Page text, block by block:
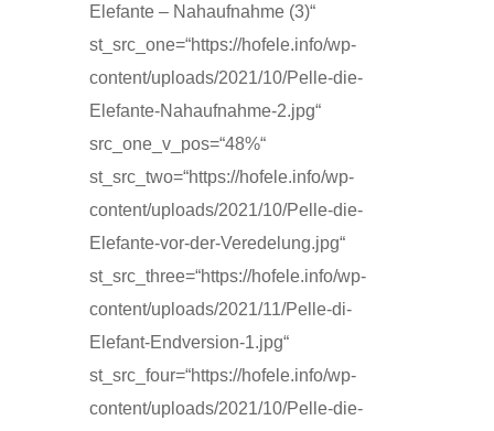
Elefante – Nahaufnahme (3)“
st_src_one=“https://hofele.info/wp-
content/uploads/2021/10/Pelle-die-
Elefante-Nahaufnahme-2.jpg“
src_one_v_pos=“48%“
st_src_two=“https://hofele.info/wp-
content/uploads/2021/10/Pelle-die-
Elefante-vor-der-Veredelung.jpg“
st_src_three=“https://hofele.info/wp-
content/uploads/2021/11/Pelle-di-
Elefant-Endversion-1.jpg“
st_src_four=“https://hofele.info/wp-
content/uploads/2021/10/Pelle-die-